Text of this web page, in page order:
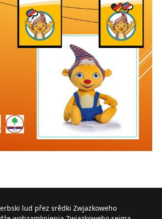
lud přez srědki Zwjazkoweho